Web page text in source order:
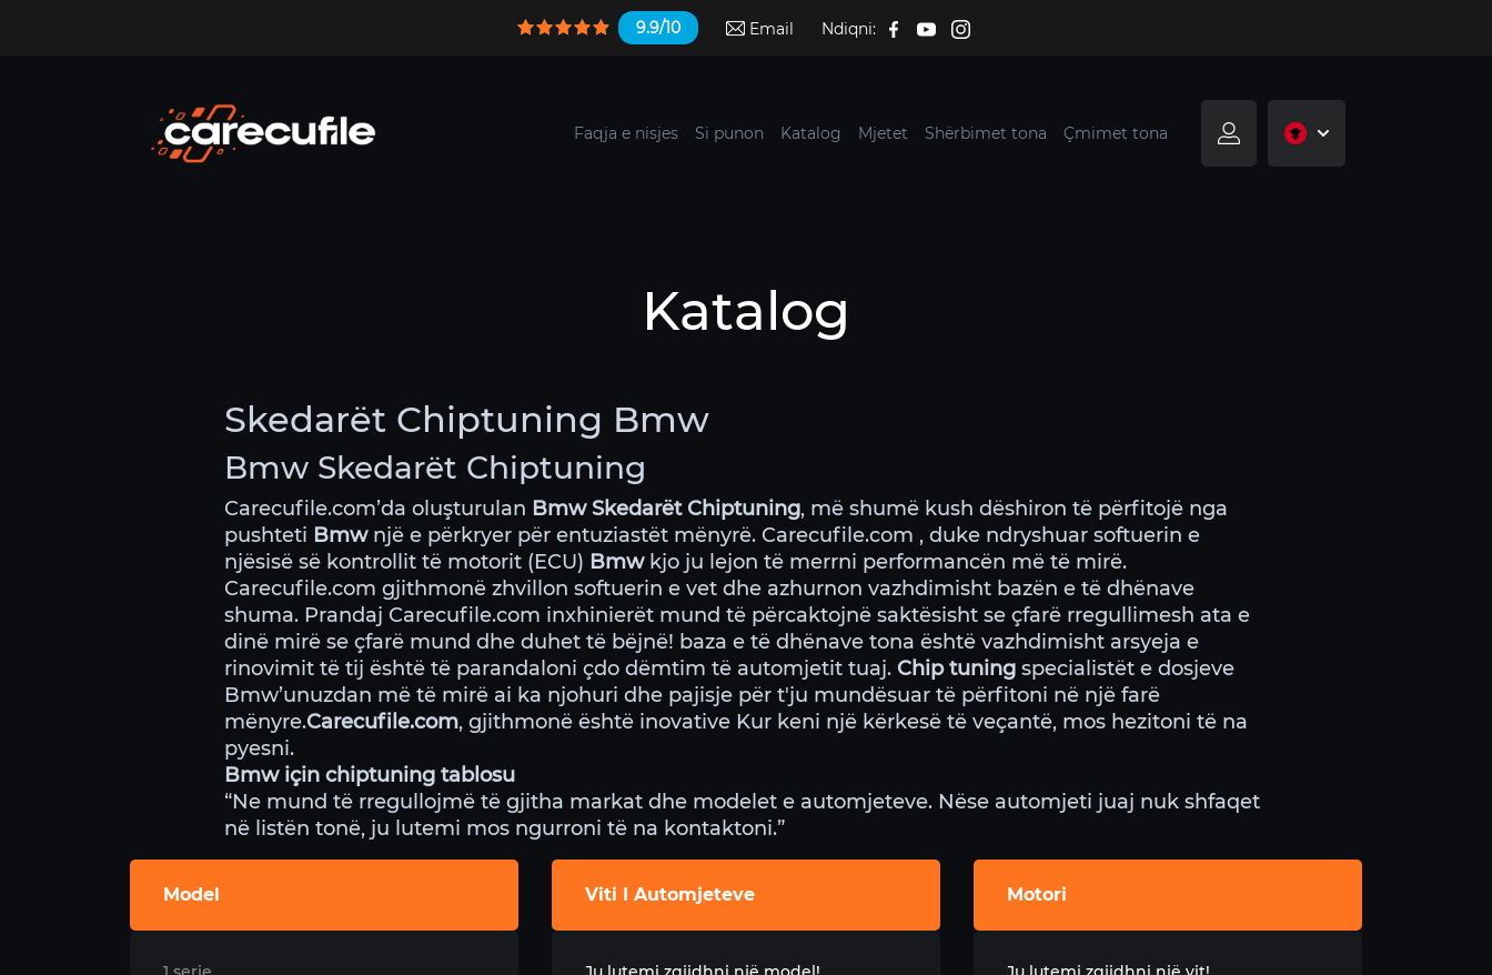
9.9/10 Email Ndiqni:
Faqja e nisjes Si punon Katalog Mjetet Shërbimet tona Çmimet tona
Katalog
Skedarët Chiptuning Bmw
Bmw Skedarët Chiptuning
Carecufile.com’da oluşturulan Bmw Skedarët Chiptuning, më shumë kush dëshiron të përfitojë nga
pushteti Bmwnjë e përkryer për entuziastët mënyrë. Carecufile.com , duke ndryshuar softuerin e
njësisë së kontrollit të motorit (ECU) Bmwkjo ju lejon të merrni performancën më të mirë.
Carecufile.com gjithmonë zhvillon softuerin e vet dhe azhurnon vazhdimisht bazën e të dhënave
shuma. Prandaj Carecufile.com inxhinierët mund të përcaktojnë saktësisht se çfarë rregullimesh ata e
dinë mirë se çfarë mund dhe duhet të bëjnë! baza e të dhënave tona është vazhdimisht arsyeja e
rinovimit të tij është të parandaloni çdo dëmtim të automjetit tuaj. Chip tuning specialistët e dosjeve
Bmw’unuzdan më të mirë ai ka njohuri dhe pajisje për t'ju mundësuar të përfitoni në një farë
mënyre.Carecufile.com, gjithmonë është inovative Kur keni një kërkesë të veçantë, mos hezitoni të na
pyesni.
Bmw için chiptuning tablosu
“Ne mund të rregullojmë të gjitha markat dhe modelet e automjeteve. Nëse automjeti juaj nuk shfaqet
në listën tonë, ju lutemi mos ngurroni të na kontaktoni.”
Model Viti I Automjeteve Motori